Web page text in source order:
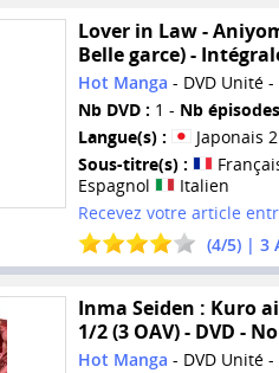
Lover in Law -
Belle garce) -
Hot Manga - DVD Unité
Nb DVD : 1 - Nb
Langue(s) :
Japonais
Sous-titre(s) :
Espagnol
Italien
Recevez votre article
(4/5) | 3
Inma Seiden : Kuro
1/2 (3 OAV) - DVD -
Hot Manga - DVD Unité